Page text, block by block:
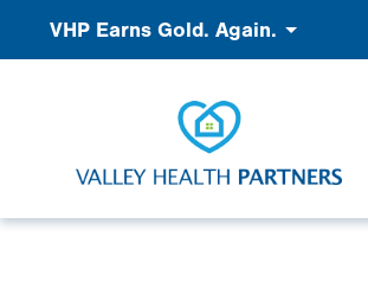
VHP Earns Gold. Again.